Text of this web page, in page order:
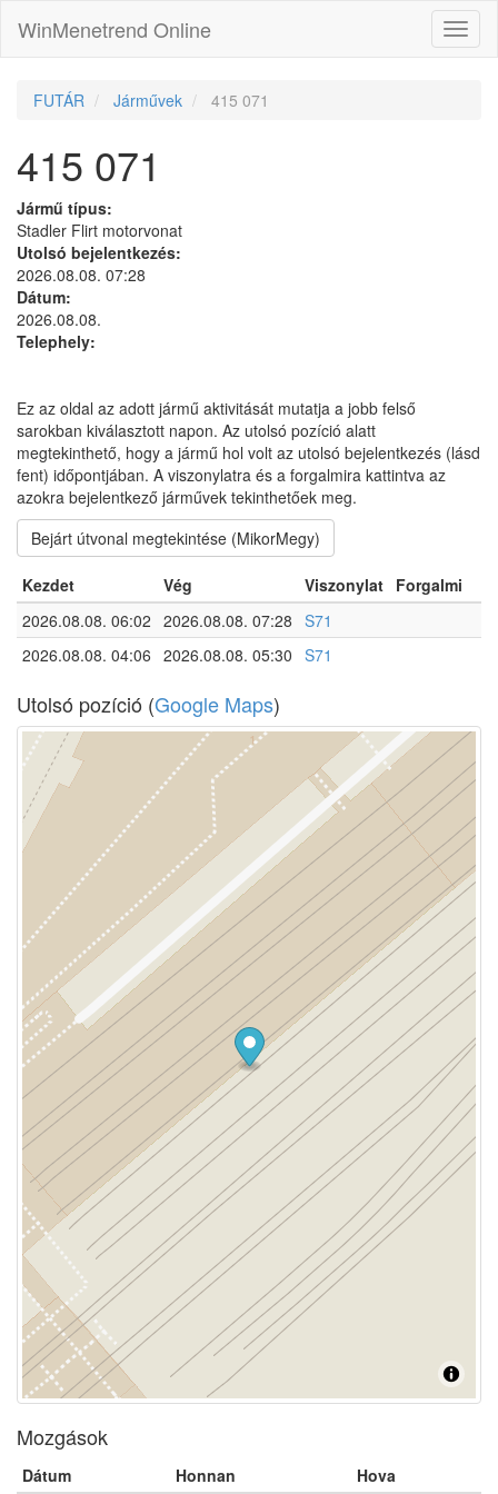
WinMenetrend Online
FUTÁR Járművek 415 071
415 071
Jármű típus:
Stadler Flirt motorvonat
Utolsó bejelentkezés:
2026.08.08. 07:28
Dátum:
2026.08.08.
Telephely:
Ez az oldal az adott jármű aktivitását mutatja a jobb felső
sarokban kiválasztott napon. Az utolsó pozíció alatt
megtekinthető, hogy a jármű hol volt az utolsó bejelentkezés (lásd
fent) időpontjában. A viszonylatra és a forgalmira kattintva az
azokra bejelentkező járművek tekinthetőek meg.
Bejárt útvonal megtekintése (MikorMegy)
Kezdet Vég Viszonylat Forgalmi
2026.08.08. 06:02 2026.08.08. 07:28 S71
2026.08.08. 04:06 2026.08.08. 05:30 S71
Utolsó pozíció (Google Maps)
Mozgások
Dátum Honnan Hova